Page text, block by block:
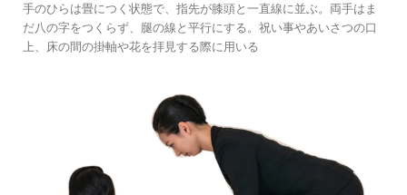
手のひらは畳につく状態で、指先が膝頭と一直線に並ぶ。両手はま
だ八の字をつくらず、腿の線と平行にする。祝い事やあいさつの口
上、床の間の掛軸や花を拝見する際に用いる